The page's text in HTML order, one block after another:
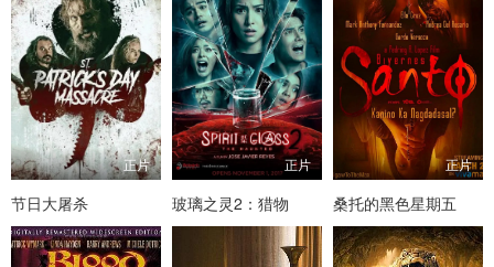
正片
节日大屠杀
正片
玻璃之灵2：猎物
正片
桑托的黑色星期五